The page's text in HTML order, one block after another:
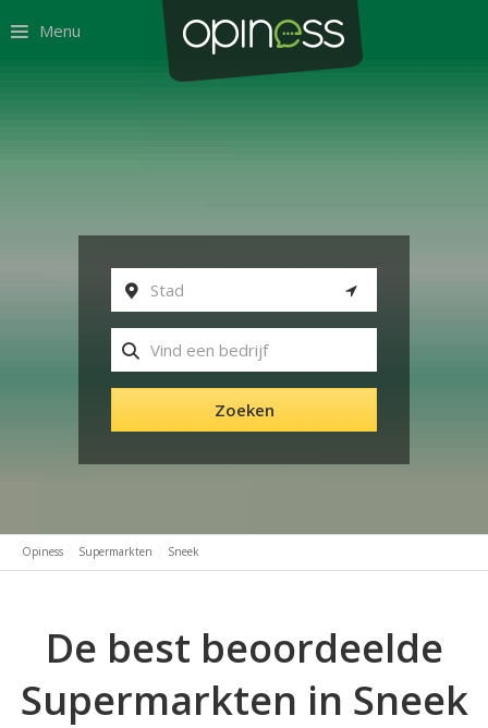
Menu
Zoeken
Opiness Supermarkten Sneek
De best beoordeelde
Supermarkten in Sneek